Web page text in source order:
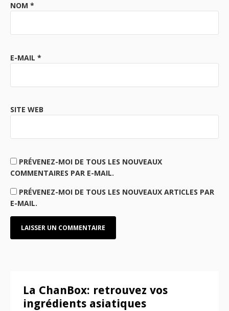
NOM *
E-MAIL *
SITE WEB
PRÉVENEZ-MOI DE TOUS LES NOUVEAUX
COMMENTAIRES PAR E-MAIL.
PRÉVENEZ-MOI DE TOUS LES NOUVEAUX ARTICLES PAR
E-MAIL.
La ChanBox: retrouvez vos
ingrédients asiatiques